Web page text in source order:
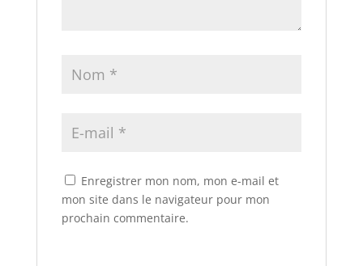
Enregistrer mon nom, mon e-mail et
mon site dans le navigateur pour mon
prochain commentaire.